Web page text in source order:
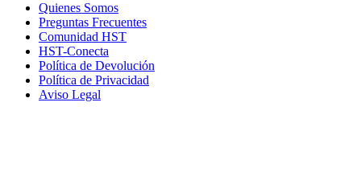
Quienes Somos
Preguntas Frecuentes
Comunidad HST
HST-Conecta
Política de Devolución
Política de Privacidad
Aviso Legal